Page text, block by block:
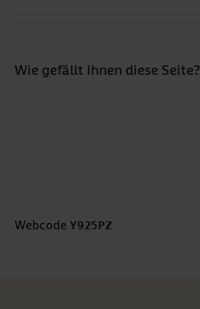
Wie gefällt Ihnen diese Seite?
Webcode Y925PZ